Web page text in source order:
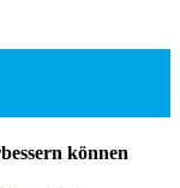
können